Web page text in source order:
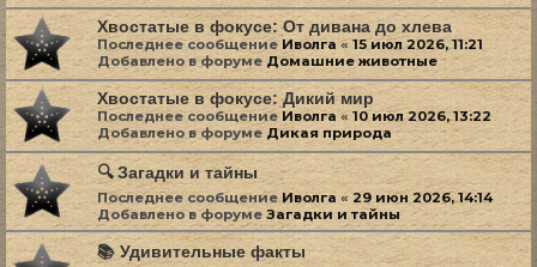
Хвостатые в фокусе: От дивана до хлева
Последнее сообщениеИволга« 15 июл 2026, 11:21
Добавлено в форуме Домашние животные
Хвостатые в фокусе: Дикий мир
Последнее сообщениеИволга« 10 июл 2026, 13:22
Добавлено в форуме Дикая природа
🔍 Загадки и тайны
Последнее сообщениеИволга « 29 июн 2026, 14:14
Добавлено в форуме Загадки и тайны
📚 Удивительные факты